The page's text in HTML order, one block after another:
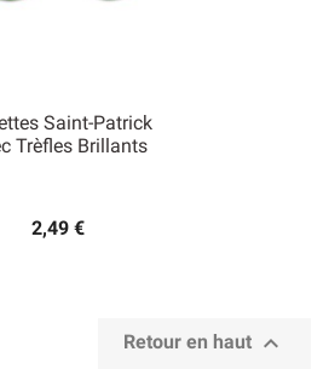
Saint-Patrick
Trèfles Brillants
2,49 €
Retour en haut 